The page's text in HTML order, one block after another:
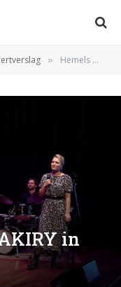
» Hemels optreden ITAKIRY in TivoliVredenburg
in